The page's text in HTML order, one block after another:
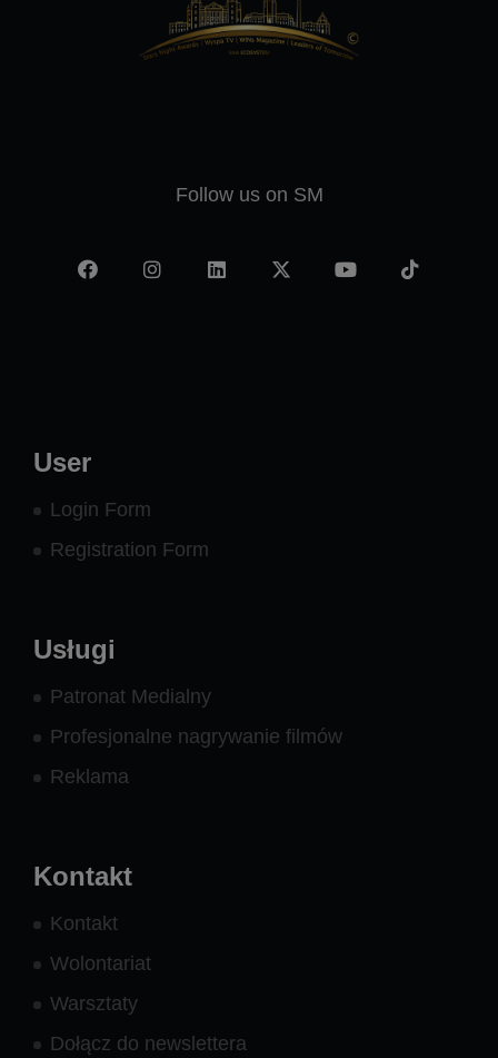
Follow us on SM
FacebookInstagramLinkedIn YouTubeTikTok
User
Login Form
Registration Form
Usługi
Patronat Medialny
Profesjonalne nagrywanie filmów
Reklama
Kontakt
Kontakt
Wolontariat
Warsztaty
Dołącz do newslettera